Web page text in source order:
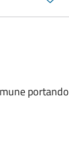
portando